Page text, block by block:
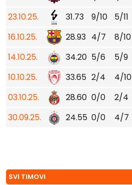
23.10.25.
31.73 9/10 5/11
16.10.25.
28.93 4/7 8/10
14.10.25.
34.20 5/6 5/9
10.10.25.
33.65 2/4 4/10
03.10.25.
28.60 0/0 2/4
30.09.25.
24.55 0/0 4/7
SVI TIMOVI